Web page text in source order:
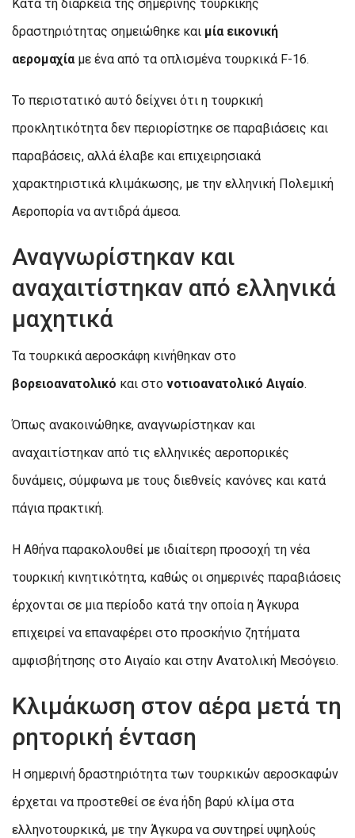
Κατά τη διάρκεια της σημερινής τουρκικής
δραστηριότητας σημειώθηκε και μία εικονική
αερομαχία με ένα από τα οπλισμένα τουρκικά F-16.
Το περιστατικό αυτό δείχνει ότι η τουρκική
προκλητικότητα δεν περιορίστηκε σε παραβιάσεις και
παραβάσεις, αλλά έλαβε και επιχειρησιακά
χαρακτηριστικά κλιμάκωσης, με την ελληνική Πολεμική
Αεροπορία να αντιδρά άμεσα.
Αναγνωρίστηκαν και
αναχαιτίστηκαν από ελληνικά
μαχητικά
Τα τουρκικά αεροσκάφη κινήθηκαν στο
βορειοανατολικό και στο νοτιοανατολικό Αιγαίο.
Όπως ανακοινώθηκε, αναγνωρίστηκαν και
αναχαιτίστηκαν από τις ελληνικές αεροπορικές
δυνάμεις, σύμφωνα με τους διεθνείς κανόνες και κατά
πάγια πρακτική.
Η Αθήνα παρακολουθεί με ιδιαίτερη προσοχή τη νέα
τουρκική κινητικότητα, καθώς οι σημερινές παραβιάσεις
έρχονται σε μια περίοδο κατά την οποία η Άγκυρα
επιχειρεί να επαναφέρει στο προσκήνιο ζητήματα
αμφισβήτησης στο Αιγαίο και στην Ανατολική Μεσόγειο.
Κλιμάκωση στον αέρα μετά τη
ρητορική ένταση
Η σημερινή δραστηριότητα των τουρκικών αεροσκαφών
έρχεται να προστεθεί σε ένα ήδη βαρύ κλίμα στα
ελληνοτουρκικά, με την Άγκυρα να συντηρεί υψηλούς